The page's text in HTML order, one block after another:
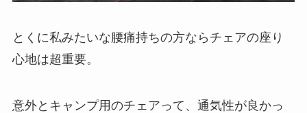
とくに私みたいな腰痛持ちの方ならチェアの座り
心地は超重要。
意外とキャンプ用のチェアって、 通気性が良かっ